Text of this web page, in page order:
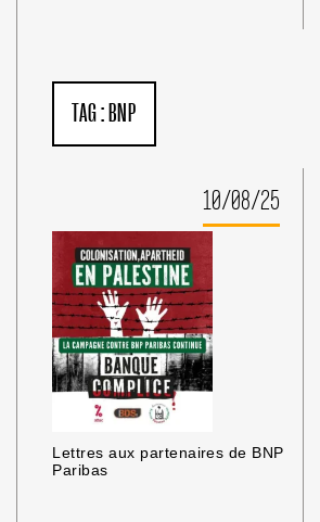
!
TAG : BNP
10/08/25
Lettres aux partenaires de BNP
Paribas